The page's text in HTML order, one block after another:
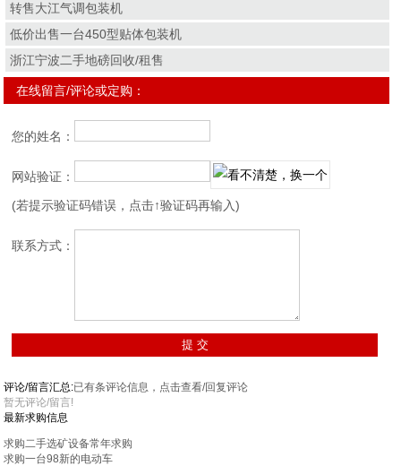
转售大江气调包装机
低价出售一台450型贴体包装机
浙江宁波二手地磅回收/租售
在线留言/评论或定购：
您的姓名：
网站验证：
(若提示验证码错误，点击↑验证码再输入)
联系方式：
评论/留言汇总:已有条评论信息，点击查看/回复评论
暂无评论/留言!
最新求购信息
求购二手选矿设备常年求购
求购一台98新的电动车